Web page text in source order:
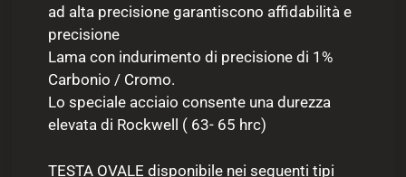
ad alta precisione garantiscono affidabilità e
precisione
Lama con indurimento di precisione di 1%
Carbonio / Cromo.
Lo speciale acciaio consente una durezza
elevata di Rockwell ( 63- 65 hrc)
TESTA OVALE disponibile nei seguenti tipi